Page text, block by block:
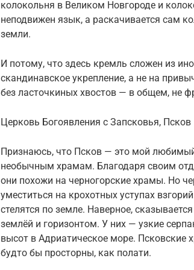
колокольня в Великом Новгороде и
неподвижен язык, а раскачивается сам
земли.
И потому, что здесь кремль сложен из
скандинавское укрепление, а не на
без ласточкиных хвостов — в общем, не
Церковь Богоявления с Запсковья, Псков
Признаюсь, что Псков — это мой
необычным храмам. Благодаря своим
они похожи на черногорские храмы. Но
уместиться на крохотных уступах
стелятся по земле. Наверное,
землёй и горизонтом. У них — узкие
высот в Адриатическое море. Псковские
будто бы просторны, как полати.